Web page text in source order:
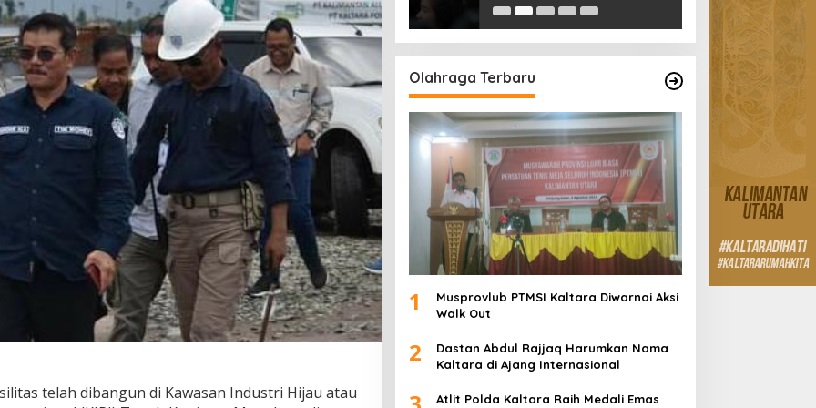
telah dibangun di Kawasan Industri Hijau atau
Olahraga Terbaru
1
Musprovlub PTMSI Kaltara Diwarnai Aksi
Walk Out
2
Dastan Abdul Rajjaq Harumkan Nama
Kaltara di Ajang Internasional
Atlit Polda Kaltara Raih Medali Emas